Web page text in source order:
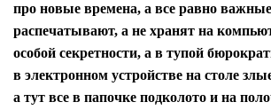
про новые времена, а все равно
распечатывают, а не хранят на
особой секретности, а в тупой
в электронном устройстве на столе
а тут все в папочке подколото и на